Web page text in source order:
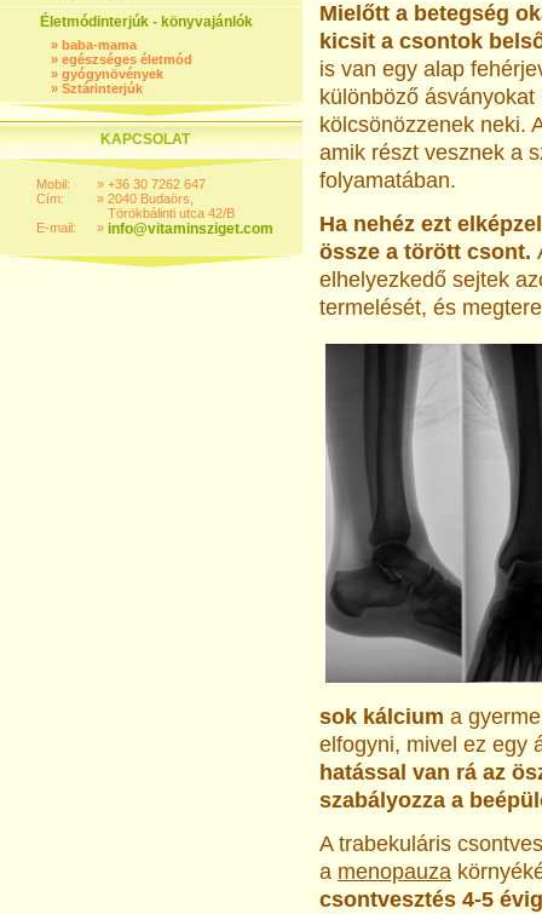
Életmódinterjúk - könyvajánlók
» baba-mama
» egészséges életmód
» gyógynövények
» Sztárinterjúk
KAPCSOLAT
Mobil:
Cím:
E-mail:
»
»
»
+36 30 7262 647
2040 Budaörs,
Törökbálinti utca 42/B
info@vitaminsziget.com
Mielőtt a betegség
kicsit a csontok
is van egy alap
különböző
kölcsönözzenek neki.
amik részt vesznek a
folyamatában.
Ha nehéz ezt
össze a törött csont.
elhelyezkedő sejtek
termelését, és
sok kálcium a
elfogyni, mivel ez egy
hatással van rá az
szabályozza a
A trabekuláris
a menopauza
csontvesztés 4-5